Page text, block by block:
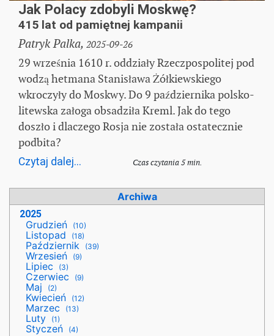
Jak Polacy zdobyli Moskwę?
415 lat od pamiętnej kampanii
Patryk Palka, 2025-09-26
29 września 1610 r. oddziały Rzeczpospolitej pod
wodzą hetmana Stanisława Żółkiewskiego
wkroczyły do Moskwy. Do 9 października polsko-
litewska załoga obsadziła Kreml. Jak do tego
doszło i dlaczego Rosja nie została ostatecznie
podbita?
Czytaj dalej... Czas czytania 5 min.
Archiwa
2025
Grudzień (10)
Listopad (18)
Październik (39)
Wrzesień (9)
Lipiec (3)
Czerwiec (9)
Maj (2)
Kwiecień (12)
Marzec (13)
Luty (1)
Styczeń (4)